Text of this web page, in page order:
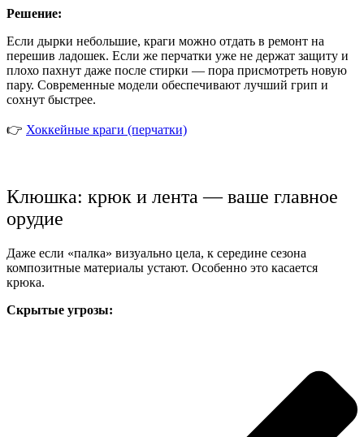
Решение:
Если дырки небольшие, краги можно отдать в ремонт на
перешив ладошек. Если же перчатки уже не держат защиту и
плохо пахнут даже после стирки — пора присмотреть новую
пару. Современные модели обеспечивают лучший грип и
сохнут быстрее.
👉 Хоккейные краги (перчатки)
Клюшка: крюк и лента — ваше главное
орудие
Даже если «палка» визуально цела, к середине сезона
композитные материалы устают. Особенно это касается
крюка.
Скрытые угрозы: